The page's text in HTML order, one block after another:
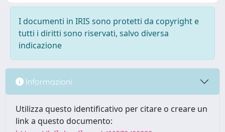
I documenti in IRIS sono protetti da copyright e
tutti i diritti sono riservati, salvo diversa
indicazione
Informazioni
Utilizza questo identificativo per citare o creare un
link a questo documento: